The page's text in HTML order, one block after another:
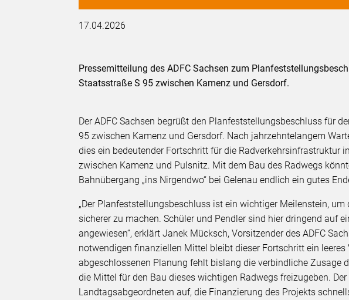
17.04.2026
Pressemitteilung des ADFC Sachsen zum
Staatsstraße S 95 zwischen Kamenz und Gersdorf.
Der ADFC Sachsen begrüßt den Planfeststellungsbeschluss für
95 zwischen Kamenz und Gersdorf. Nach jahrzehntelangem
dies ein bedeutender Fortschritt für die Radverkehrsinfrastruktur
zwischen Kamenz und Pulsnitz. Mit dem Bau des Radwegs
Bahnübergang „ins Nirgendwo“ bei Gelenau endlich ein gutes
„Der Planfeststellungsbeschluss ist ein wichtiger Meilenstein,
sicherer zu machen. Schüler und Pendler sind hier dringend auf
angewiesen“, erklärt Janek Mücksch, Vorsitzender des ADFC
notwendigen finanziellen Mittel bleibt dieser Fortschritt ein leeres
abgeschlossenen Planung fehlt bislang die verbindliche Zusage
die Mittel für den Bau dieses wichtigen Radwegs freizugeben.
Landtagsabgeordneten auf, die Finanzierung des Projekts